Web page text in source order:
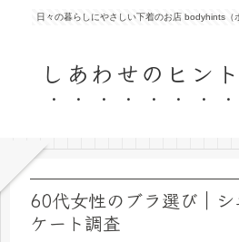
日々の暮らしにやさしい下着のお店 bodyhints（
しあわせのヒン
60代女性のブラ選び｜
ケート調査